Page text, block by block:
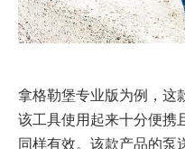
拿格勒堡专业版为例，这
该工具使用起来十分便携
同样有效。该款产品的泵